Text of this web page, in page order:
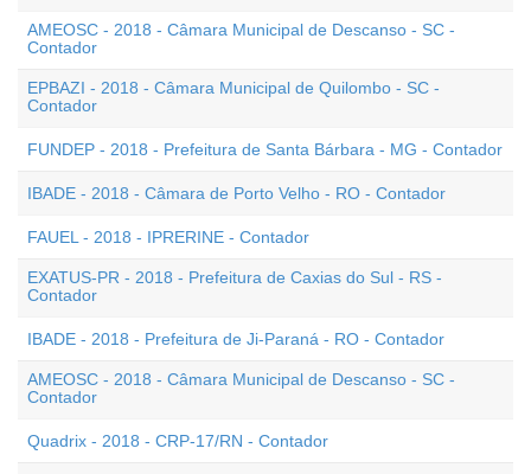
AMEOSC - 2018 - Câmara Municipal de Descanso - SC -
Contador
EPBAZI - 2018 - Câmara Municipal de Quilombo - SC -
Contador
FUNDEP - 2018 - Prefeitura de Santa Bárbara - MG - Contador
IBADE - 2018 - Câmara de Porto Velho - RO - Contador
FAUEL - 2018 - IPRERINE - Contador
EXATUS-PR - 2018 - Prefeitura de Caxias do Sul - RS -
Contador
IBADE - 2018 - Prefeitura de Ji-Paraná - RO - Contador
AMEOSC - 2018 - Câmara Municipal de Descanso - SC -
Contador
Quadrix - 2018 - CRP-17/RN - Contador